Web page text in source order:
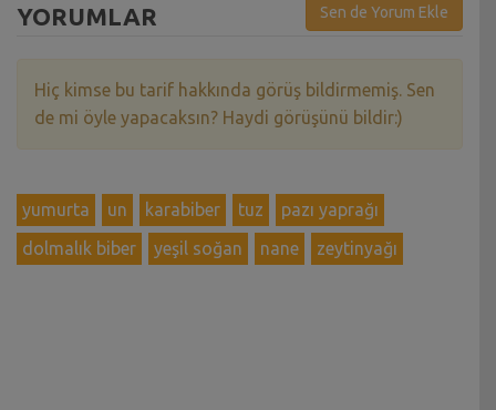
YORUMLAR Sen de Yorum Ekle
Hiç kimse bu tarif hakkında görüş bildirmemiş. Sen
de mi öyle yapacaksın? Haydi görüşünü bildir:)
yumurta un karabiber tuz
pazı yaprağı
dolmalık biber
yeşil soğan nane zeytinyağı